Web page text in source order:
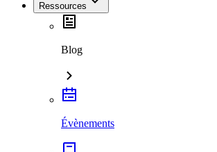
Ressources
Blog
Évènements